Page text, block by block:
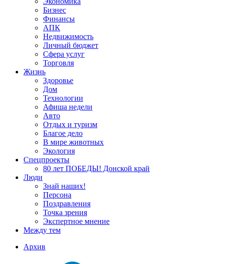
Бизнес
Финансы
АПК
Недвижимость
Личный бюджет
Сфера услуг
Торговля
Жизнь
Здоровье
Дом
Технологии
Афиша недели
Авто
Отдых и туризм
Благое дело
В мире животных
Экология
Спецпроекты
80 лет ПОБЕДЫ! Донской край
Люди
Знай наших!
Персона
Поздравления
Точка зрения
Экспертное мнение
Между тем
Архив